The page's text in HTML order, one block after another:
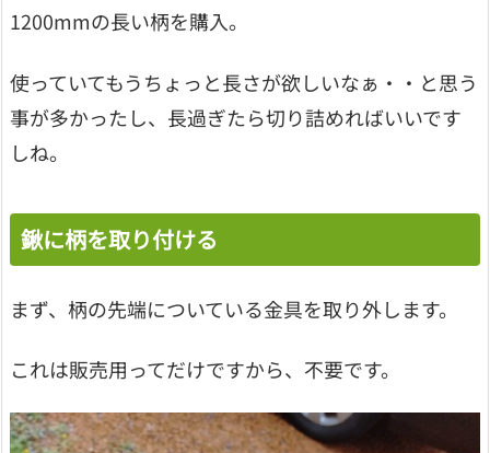
1200mmの長い柄を購入。
使っていてもうちょっと長さが欲しいなぁ・・と思う
事が多かったし、長過ぎたら切り詰めればいいです
しね。
鍬に柄を取り付ける
まず、柄の先端についている金具を取り外します。
これは販売用ってだけですから、不要です。